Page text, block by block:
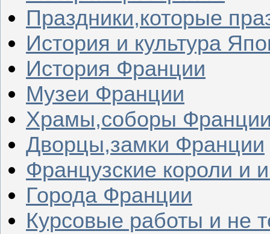
Праздники,которые
История и культура
История Франции
Музеи Франции
Храмы,соборы
Дворцы,замки Франции
Французские короли и
Города Франции
Курсовые работы и не